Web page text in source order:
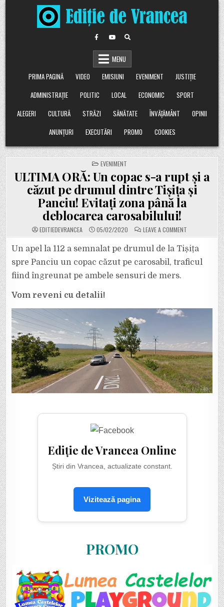
Skip
to
content
MENU
PRIMA PAGINĂ
VIDEO EMISIUNI EVENIMENT
JUSTIȚIE
ADMINISTRAȚIE
POLITIC LOCAL ECONOMIC
SPORT
ALEGERI
CULTURĂ STRĂZI SĂNĂTATE ÎNVĂȚĂMÂNT
OPINII
ANUNȚURI
EXECUTĂRI PROMO COOKIES
POSTED
IN
EVENIMENT
ULTIMA ORĂ: Un copac s-a rupt și a
căzut pe drumul dintre Tișița și
Panciu! Evitați zona până la
deblocarea carosabilului!
EDITIEDEVRANCEA 05/02/2020 LEAVE A COMMENT
ULTIMA
UN
COPAC
S-
A
DINTRE
PÂNĂ
LA
DEBLOCAREA
Un apel la 112 a semnalat pe drumul de la Tișița
spre Panciu un copac căzut pe carosabil, traficul
fiind îngreunat pe ambele sensuri de mers.
Vom reveni cu detalii!
Ediție de Vrancea Online
Știri din Vrancea, actualizate constant.
Vizitează pagina
PROMO